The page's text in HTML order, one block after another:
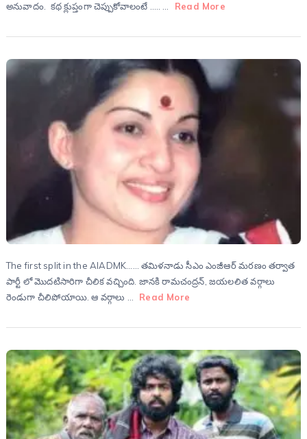
అనువాదం. కథ క్లుప్తంగా చెప్పుకోవాలంటే ….. …
Read More
The first split in the AIADMK…… తమిళనాడు సీఎం ఎంజీఆర్ మరణం తర్వాత
పార్టీ లో మొదటిసారిగా చీలిక వచ్చింది. జానకి రామచంద్రన్, జయలలిత వర్గాలు
రెండుగా చీలిపోయాయి. ఆ వర్గాలు …
Read More